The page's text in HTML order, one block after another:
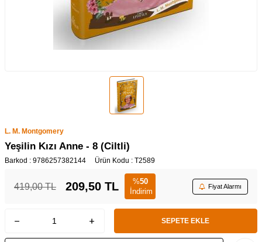
L. M. Montgomery
Yeşilin Kızı Anne - 8 (Ciltli)
Barkod : 9786257382144 Ürün Kodu : T2589
419,00TL 209,50 TL %50
İndirim
Fiyat Alarmı
SEPETE EKLE